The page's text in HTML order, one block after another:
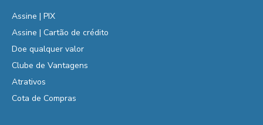
Assine | PIX
Assine | Cartão de crédito
Doe qualquer valor
Clube de Vantagens
Atrativos
Cota de Compras